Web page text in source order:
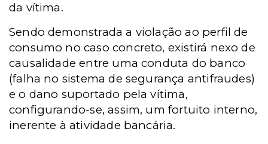
da vítima.
Sendo demonstrada a violação ao perfil de
consumo no caso concreto, existirá nexo de
causalidade entre uma conduta do banco
(falha no sistema de segurança antifraudes)
e o dano suportado pela vítima,
configurando-se, assim, um fortuito interno,
inerente à atividade bancária.